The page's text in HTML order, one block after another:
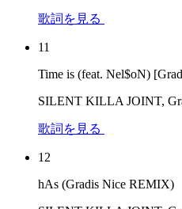
歌詞を見る
11
Time is (feat. Nel$oN)
SILENT KILLA JOINT,
歌詞を見る
12
hAs (Gradis Nice REMIX)